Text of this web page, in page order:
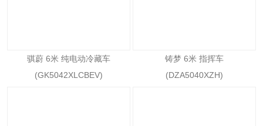
骐蔚 6米 纯电动冷藏车
(GK5042XLCBEV)
铸梦 6米 指挥车
(DZA5040XZH)